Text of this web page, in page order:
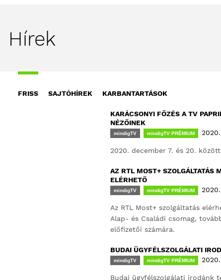
Hírek
FRISS SAJTÓHÍREK KARBANTARTÁSOK
KARÁCSONYI FŐZÉS A TV
NÉZŐINEK
mindigTV mindigTV PRÉMIUM
2020. december 7. és 20. között
AZ RTL MOST+ SZOLGÁLTATÁS
ELÉRHETŐ
mindigTV mindigTV PRÉMIUM
Az RTL Most+ szolgáltatás
Alap- és Családi csomag,
előfizetői számára.
BUDAI ÜGYFÉLSZOLGÁLATI
mindigTV mindigTV PRÉMIUM
Budai ügyfélszolgálati irodánk